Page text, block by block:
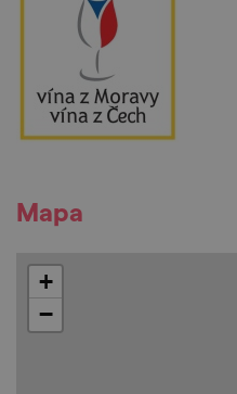
Mapa
+
−